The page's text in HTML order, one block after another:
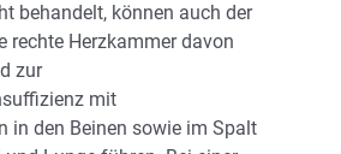
behandelt, können auch der
rechte Herzkammer davon
zur
mit
in den Beinen sowie im Spalt